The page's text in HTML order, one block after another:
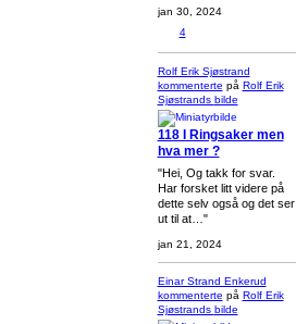
jan 30, 2024
4
Rolf Erik Sjøstrand
kommenterte på Rolf Erik
Sjøstrands bilde
118 I Ringsaker men
hva mer ?
"Hei, Og takk for svar.
Har forsket litt videre på
dette selv også og det ser
ut til at…"
jan 21, 2024
Einar Strand Enkerud
kommenterte på Rolf Erik
Sjøstrands bilde